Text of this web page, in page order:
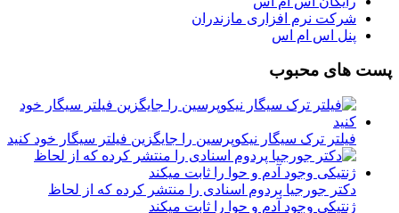
شرکت نرم افزاری مازندران
پنل اس ام اس
پست های محبوب
فیلتر ترک سیگار نیکوپرسین را جایگزین فیلتر سیگار خود کنید
دکتر جورجیا پردوم اسنادی را منتشر کرده که از لحاظ
ژنتیکی وجود آدم و حوا را ثابت میکند